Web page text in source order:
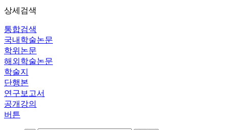
상세검색
통합검색
국내학술논문
학위논문
해외학술논문
학술지
단행본
연구보고서
공개강의
버튼